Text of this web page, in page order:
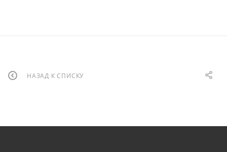
НАЗАД К СПИСКУ